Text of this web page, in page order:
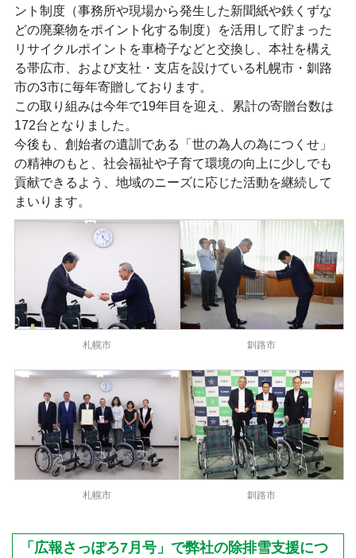
ント制度（事務所や現場から発生した新聞紙や鉄くずな
どの廃棄物をポイント化する制度）を活用して貯まった
リサイクルポイントを車椅子などと交換し、本社を構え
る帯広市、および支社・支店を設けている札幌市・釧路
市の3市に毎年寄贈しております。
この取り組みは今年で19年目を迎え、累計の寄贈台数は
172台となりました。
今後も、創始者の遺訓である「世の為人の為につくせ」
の精神のもと、社会福祉や子育て環境の向上に少しでも
貢献できるよう、地域のニーズに応じた活動を継続して
まいります。
札幌市 釧路市
札幌市 釧路市
「広報さっぽろ7月号」で弊社の除排雪支援につ